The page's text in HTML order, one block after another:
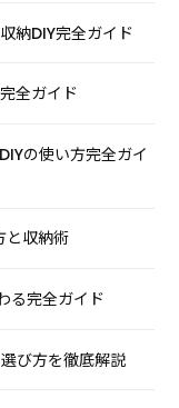
納DIY完全ガイド
全ガイド
の使い方完全ガイ
と収納術
る完全ガイド
び方を徹底解説